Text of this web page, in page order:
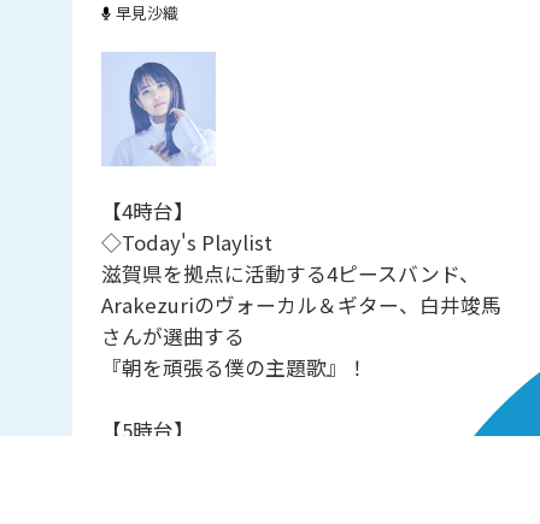
早見沙織
【4時台】
◇Today's Playlist
滋賀県を拠点に活動する4ピースバンド、
Arakezuriのヴォーカル＆ギター、白井竣馬
さんが選曲する
『朝を頑張る僕の主題歌』！
【5時台】